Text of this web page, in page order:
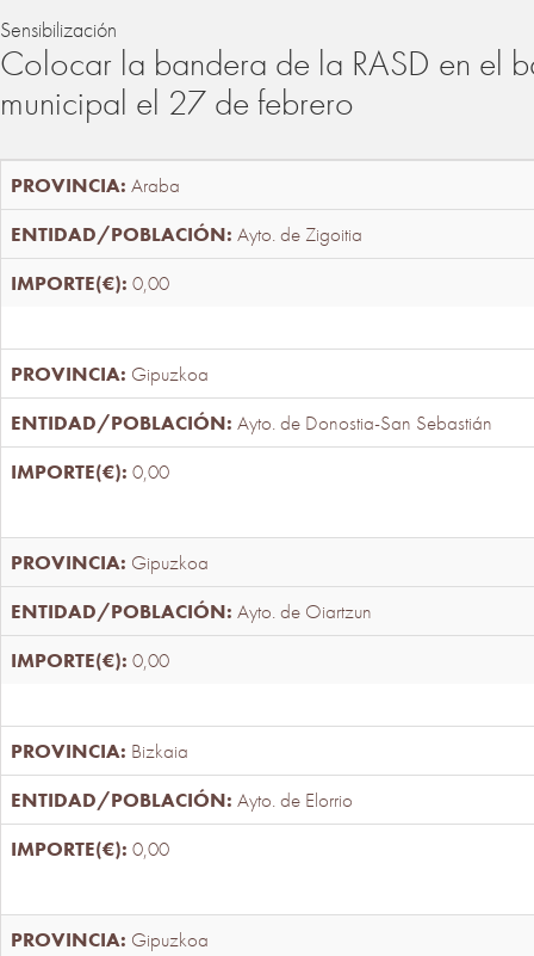
Sensibilización
Colocar la bandera de la RASD en el
municipal el 27 de febrero
Araba
Ayto. de Zigoitia
0,00
Gipuzkoa
Ayto. de Donostia-San Sebastián
0,00
Gipuzkoa
Ayto. de Oiartzun
0,00
Bizkaia
Ayto. de Elorrio
0,00
Gipuzkoa